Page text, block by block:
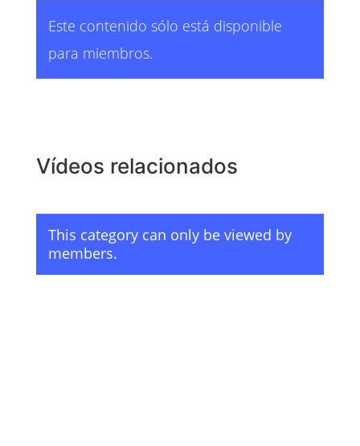
Este contenido sólo está disponible
para miembros.
Vídeos relacionados
This category can only be viewed by
members.